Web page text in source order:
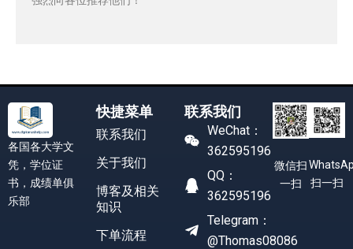
各国各大学文
凭，学位证
书，成绩单俱
乐部
快捷菜单
联系我们
关于我们
博客及相关
知识
下单流程
联系我们
WeChat：
362595196
QQ：
362595196
Telegram：
@Thomas08086
微信扫
一扫
扫一扫